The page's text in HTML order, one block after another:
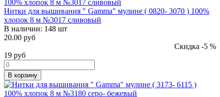
Нитки для вышивания " Gamma" мулине ( 0820- 3070 ) 100%
хлопок 8 м №3017 сливовый
В наличии: 148 шт
20.00 руб
Скидка -5 %
19 руб
В корзину